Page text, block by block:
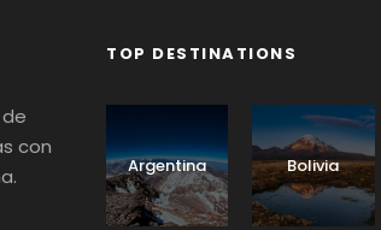
con
TOP DESTINATIONS
Argentina Bolivia